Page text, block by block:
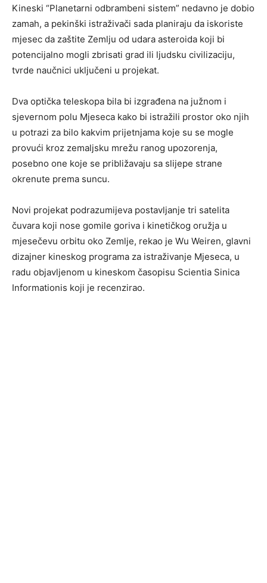
Kineski “Planetarni odbrambeni sistem” nedavno je dobio
zamah, a pekinški istraživači sada planiraju da iskoriste
mjesec da zaštite Zemlju od udara asteroida koji bi
potencijalno mogli zbrisati grad ili ljudsku civilizaciju,
tvrde naučnici uključeni u projekat.
Dva optička teleskopa bila bi izgrađena na južnom i
sjevernom polu Mjeseca kako bi istražili prostor oko njih
u potrazi za bilo kakvim prijetnjama koje su se mogle
provući kroz zemaljsku mrežu ranog upozorenja,
posebno one koje se približavaju sa slijepe strane
okrenute prema suncu.
Novi projekat podrazumijeva postavljanje tri satelita
čuvara koji nose gomile goriva i kinetičkog oružja u
mjesečevu orbitu oko Zemlje, rekao je Wu Weiren, glavni
dizajner kineskog programa za istraživanje Mjeseca, u
radu objavljenom u kineskom časopisu Scientia Sinica
Informationis koji je recenzirao.